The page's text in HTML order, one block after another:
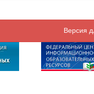
Версия